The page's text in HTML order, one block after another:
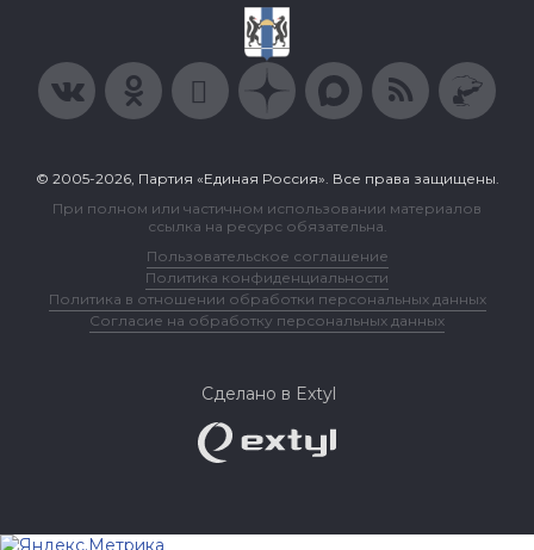
© 2005-2026, Партия «Единая Россия». Все права защищены.
При полном или частичном использовании материалов
ссылка на ресурс обязательна.
Пользовательское соглашение
Политика конфиденциальности
Политика в отношении обработки персональных данных
Согласие на обработку персональных данных
Сделано в Extyl